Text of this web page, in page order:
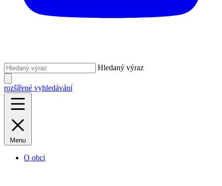
Hledaný výraz
rozšířené vyhledávání
Menu
O obci